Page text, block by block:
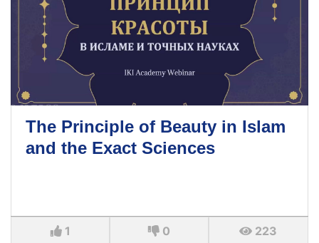
The Principle of Beauty in Islam
and the Exact Sciences
1 0 223